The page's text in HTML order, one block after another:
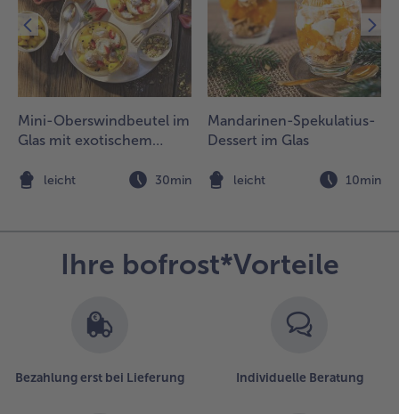
Mini-Oberswindbeutel im
Glas mit exotischem
leicht 30min
Mandarinen-Spekulatius-
Dessert im Glas
leicht 10min
Ihre bofrost*Vorteile
Bezahlung erst bei Lieferung Individuelle Beratung